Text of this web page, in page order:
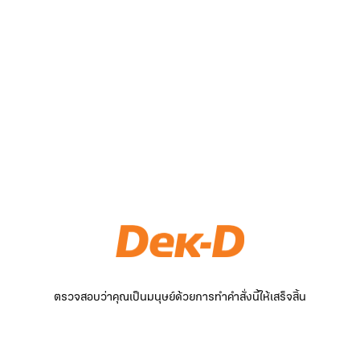
ตรวจสอบว่าคุณเป็นมนุษย์ด้วยการทำคำสั่งนี้ให้เสร็จสิ้น